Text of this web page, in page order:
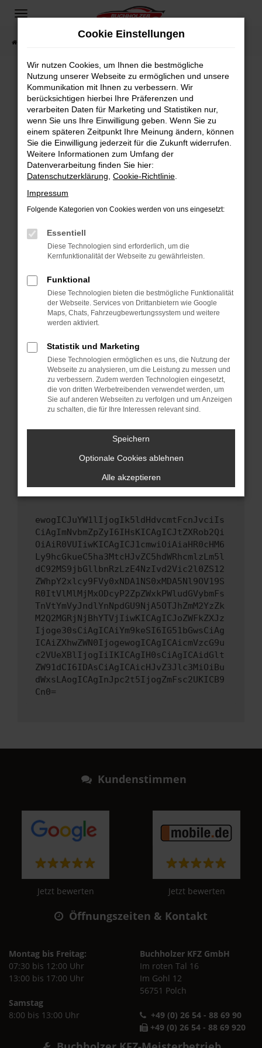
Zum
springen
Fahrzeugsuche
Fehler: Network Error
Beim Laden ist ein Fehler aufgetreten.
Hier sind ein paar Tipps, die dir helfen können:
Überprüfe deine Firewall und deine
Internetverbindung.
Laden andere Webseiten, zum Beispiel deine
Suchmaschine?
Prüfe deine Browsererweiterungen.
können das Laden bestimmter Seiten
verhindern. Funktioniert die Seite in einem
anderen Browser oder in einem privaten
Starte dein Gerät neu.
Das kann manchmal helfen, vorübergehende
Probleme zu beheben.
Betriebssystem auf dem neuesten Stand
sind.
Veraltete Software birgt nicht nur ein
Sicherheitsrisiko, sondern kann auch dazu
führen, dass bestimmte Funktionen nicht mehr
unterstützt werden.
Wende dich an den Webseitenbetreiber.
Wenn du alle oben genannten Schritte versucht
hast, kontaktiere uns bitte. Wir werden
versuchen, das Problem zu beheben. Du kannst
uns diesen Text schicken, um uns bei der
ewogICJuYW1lIjogIk5ldHdvcmtFcnJvciIs
CiAgImNvbmZpZyI6IHsKICAgICJtZXRob2Qi
OiAiR0VUIiwKICAgICJ1cmwiOiAiaHR0cHM6
Ly9hcGkueC5ha3MtcHJvZC5hdWRhcmlzLm5l
dC92MS9jbGllbnRzLzE4NzIvd2Vic2l0ZS12
ZWhpY2xlcy9FVy0xNDA1NS0xMDA5Nl9OV19S
R0ItVlMlMjMxODcyP2ZpZWxkPWludGVybmFs
TnVtYmVyJndlYnNpdGU9NjA5OTJhZmM2YzZk
M2Q2MGRjNjBhYTVjIiwKICAgICJoZWFkZXJz
Ijoge30sCiAgICAiYm9keSI6IG51bGwsCiAg
ICAiZXhwZWN0IjogewogICAgICAicmVzcG9u
c2VUeXBlIjogIiIKICAgIH0sCiAgICAidGlt
ZW91dCI6IDAsCiAgICAicHJvZ3Jlc3MiOiBu
dWxsLAogICAgInJpc2t5IjogZmFsc2UKICB9
Cn0=
Kundenstimmen
Jetzt bewerten Jetzt bewerten
Öffnungszeiten & Kontakt
Montag bis Freitag:
07:30 bis 12:00 Uhr
13:00 bis 17:00 Uhr
Samstag
8:00 bis 13:00 Uhr
Buchholzer KFZ GmbH
Im roten Tal 16
Im Gohl 12
56751 Polch
+49 (0) 26 54 - 88 69 90
+49 (0) 26 54 - 88 69 920
Cookie Einstellungen
Wir nutzen Cookies, um Ihnen die bestmögliche
Nutzung unserer Webseite zu ermöglichen und unsere
Kommunikation mit Ihnen zu verbessern. Wir
berücksichtigen hierbei Ihre Präferenzen und
verarbeiten Daten für Marketing und Statistiken nur,
wenn Sie uns Ihre Einwilligung geben. Wenn Sie zu
einem späteren Zeitpunkt Ihre Meinung ändern, können
Sie die Einwilligung jederzeit für die Zukunft widerrufen.
Weitere Informationen zum Umfang der
Datenverarbeitung finden Sie hier:
Datenschutzerklärung Cookie-Richtlinie
Impressum
Folgende Kategorien von Cookies werden von uns eingesetzt:
Essentiell
Diese Technologien sind erforderlich, um die
Kernfunktionalität der Webseite zu gewährleisten.
Funktional
Diese Technologien bieten die bestmögliche Funktionalität
der Webseite. Services von Drittanbietern wie Google
Maps, Chats, Fahrzeugbewertungssystem und weitere
werden aktiviert.
Statistik und Marketing
Diese Technologien ermöglichen es uns, die Nutzung der
Webseite zu analysieren, um die Leistung zu messen und
zu verbessern. Zudem werden Technologien eingesetzt,
die von dritten Werbetreibenden verwendet werden, um
Sie auf anderen Webseiten zu verfolgen und um Anzeigen
zu schalten, die für Ihre Interessen relevant sind.
Speichern
Optionale Cookies ablehnen
Alle akzeptieren